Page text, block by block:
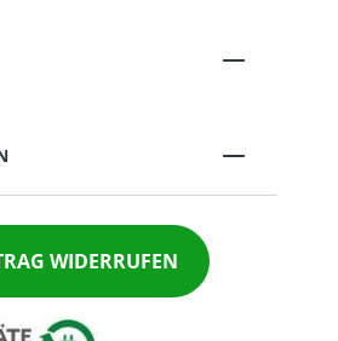
WIDERRUFEN